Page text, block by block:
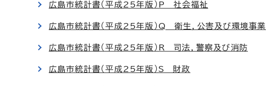
広島市統計書（平成25年版）P 社会福祉
広島市統計書（平成25年版）Q 衛生，公害及び環境事業
広島市統計書（平成25年版）R 司法，警察及び消防
広島市統計書（平成25年版）S 財政